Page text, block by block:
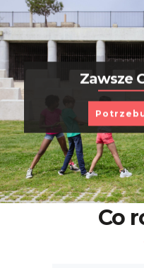
Poznaj swoje
Co